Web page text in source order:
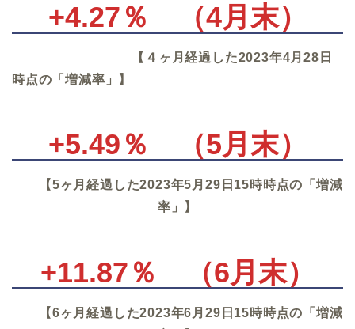
+4.27％ （4月末）
【４ヶ月経過した2023年4月28日
時点の「増減率」】
+5.49％ （5月末）
【5ヶ月経過した2023年5月29日15時時点の「増減
率」】
+11.87％ （6月末）
【6ヶ月経過した2023年6月29日15時時点の「増減